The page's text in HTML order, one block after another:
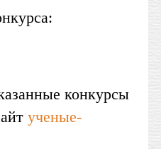
конкурсы
ученые-